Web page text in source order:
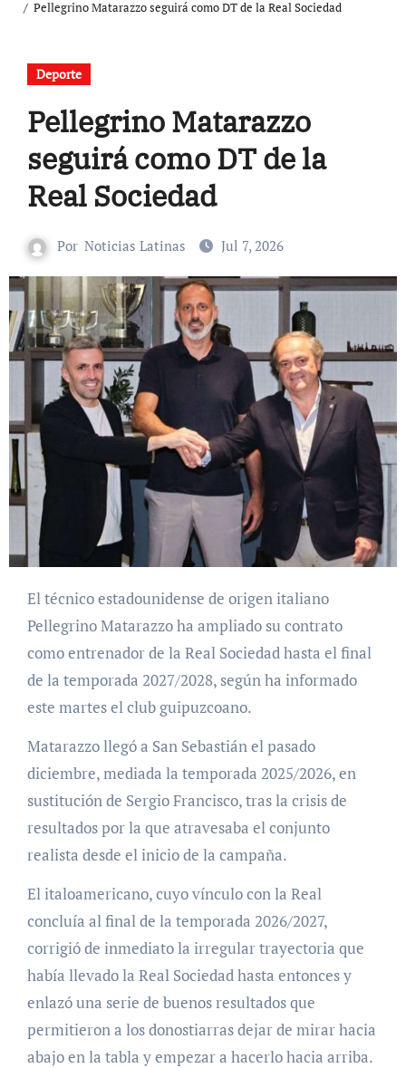
Pellegrino Matarazzo seguirá como DT de la Real Sociedad
Deporte
Pellegrino Matarazzo
seguirá como DT de la
Real Sociedad
Por Noticias Latinas Jul 7, 2026
El técnico estadounidense de origen italiano
Pellegrino Matarazzo ha ampliado su contrato
como entrenador de la Real Sociedad hasta el final
de la temporada 2027/2028, según ha informado
este martes el club guipuzcoano.
Matarazzo llegó a San Sebastián el pasado
diciembre, mediada la temporada 2025/2026, en
sustitución de Sergio Francisco, tras la crisis de
resultados por la que atravesaba el conjunto
realista desde el inicio de la campaña.
El italoamericano, cuyo vínculo con la Real
concluía al final de la temporada 2026/2027,
corrigió de inmediato la irregular trayectoria que
había llevado la Real Sociedad hasta entonces y
enlazó una serie de buenos resultados que
permitieron a los donostiarras dejar de mirar hacia
abajo en la tabla y empezar a hacerlo hacia arriba.